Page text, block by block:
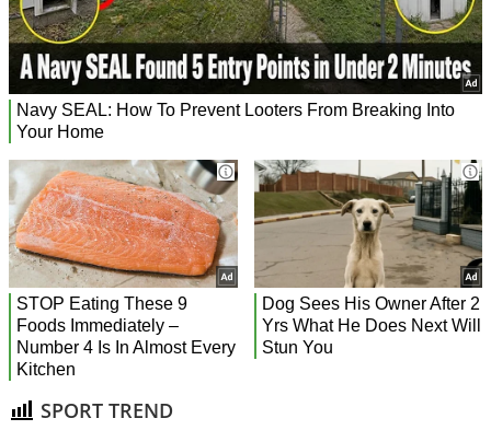
SPORT TREND